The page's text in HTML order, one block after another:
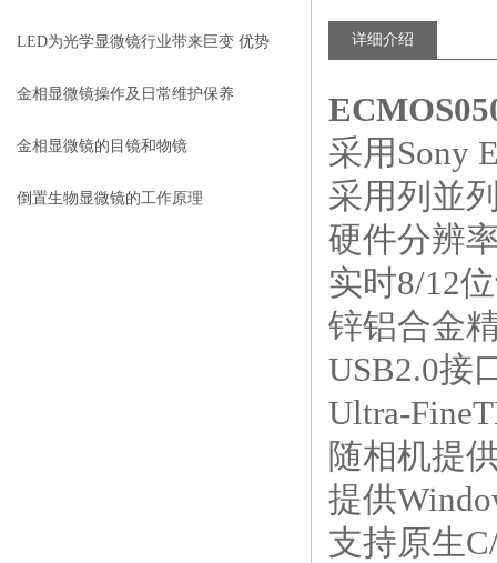
控制中的作用
LED为光学显微镜行业带来巨变 优势
比传统卤素更明显
金相显微镜操作及日常维护保养
金相显微镜的目镜和物镜
倒置生物显微镜的工作原理
详细介绍
采用Sony
采用列並
硬件分辨
实时8/12
锌铝合金
USB2.0接
Ultra-
随相机提
提供
支持原生